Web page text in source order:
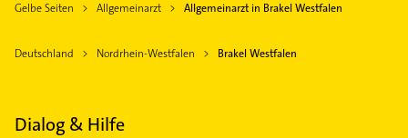
Gelbe Seiten Allgemeinarzt Allgemeinarzt in Brakel Westfalen
Deutschland Nordrhein-Westfalen Brakel Westfalen
Dialog & Hilfe